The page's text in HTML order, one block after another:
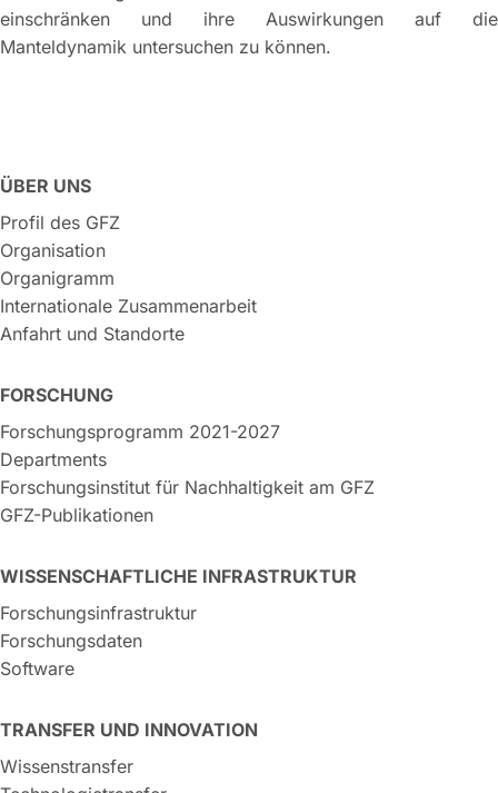
einschränken und ihre Auswirkungen auf die
Manteldynamik untersuchen zu können.
ÜBER UNS
Profil des GFZ
Organisation
Organigramm
Internationale Zusammenarbeit
Anfahrt und Standorte
FORSCHUNG
Forschungsprogramm 2021-2027
Departments
Forschungsinstitut für Nachhaltigkeit am GFZ
GFZ-Publikationen
WISSENSCHAFTLICHE INFRASTRUKTUR
Forschungsinfrastruktur
Forschungsdaten
Software
TRANSFER UND INNOVATION
Wissenstransfer